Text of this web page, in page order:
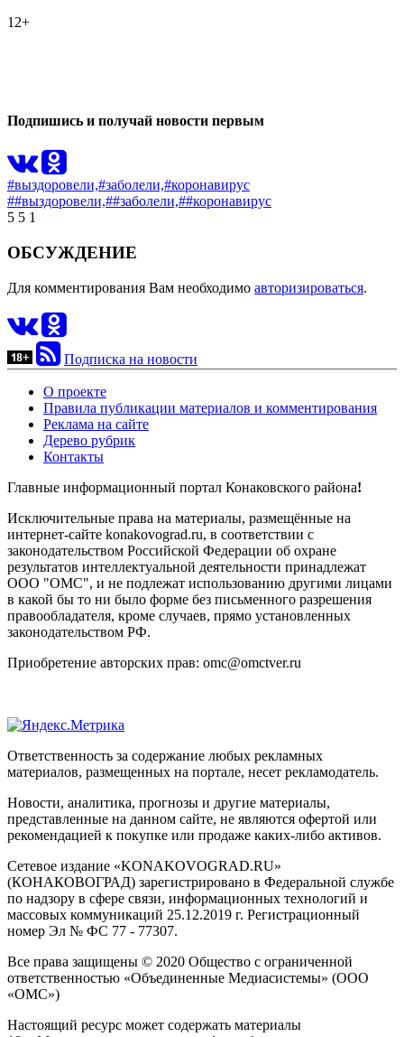
12+
Подпишись и получай новости первым
#выздоровели,#заболели,#коронавирус
##выздоровели,##заболели,##коронавирус
5 5 1
ОБСУЖДЕНИЕ
Для комментирования Вам необходимо авторизироваться.
Подписка на новости
О проекте
Правила публикации материалов и комментирования
Реклама на сайте
Дерево рубрик
Контакты
Главные информационный портал Конаковского района!
Исключительные права на материалы, размещённые на
интернет-сайте konakovograd.ru, в соответствии с
законодательством Российской Федерации об охране
результатов интеллектуальной деятельности принадлежат
ООО "ОМС", и не подлежат использованию другими лицами
в какой бы то ни было форме без письменного разрешения
правообладателя, кроме случаев, прямо установленных
законодательством РФ.
Приобретение авторских прав: omc@omctver.ru
Ответственность за содержание любых рекламных
материалов, размещенных на портале, несет рекламодатель.
Новости, аналитика, прогнозы и другие материалы,
представленные на данном сайте, не являются офертой или
рекомендацией к покупке или продаже каких-либо активов.
Сетевое издание «KONAKOVOGRAD.RU»
(КОНАКОВОГРАД) зарегистрировано в Федеральной службе
по надзору в сфере связи, информационных технологий и
массовых коммуникаций 25.12.2019 г. Регистрационный
номер Эл № ФС 77 - 77307.
Все права защищены © 2020 Общество с ограниченной
ответственностью «Объединенные Медиасистемы» (ООО
«ОМС»)
Настоящий ресурс может содержать материалы